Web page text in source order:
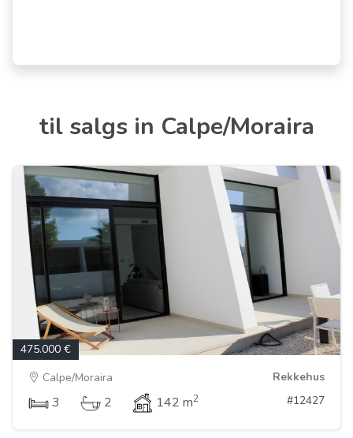
til salgs in Calpe/Moraira
475.000 €
Calpe/Moraira
Rekkehus
3 2 142 m2 #12427